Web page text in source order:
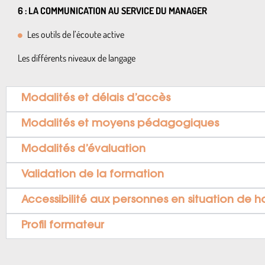
6 : LA COMMUNICATION AU SERVICE DU MANAGER
Les outils de l’écoute active
Les différents niveaux de langage
Modalités et délais d’accès
Modalités et moyens pédagogiques
Modalités d’évaluation
Validation de la formation
Accessibilité aux personnes en situation de
Profil formateur